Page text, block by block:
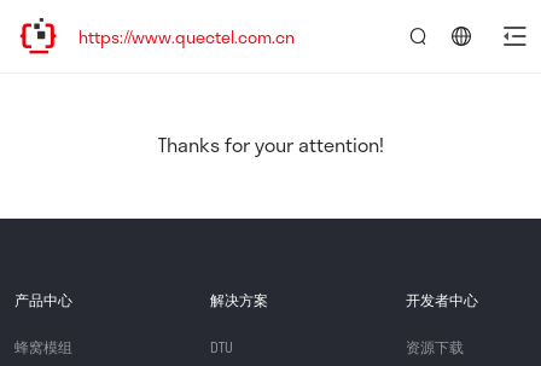
问新址：https://www.quectel.com.cn
Thanks for your attention!
产品中心
蜂窝模组
解决方案
DTU
开发者中心
资源下载